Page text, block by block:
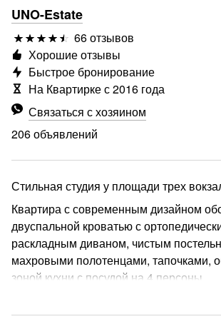
UNO-Estate
66 отзывов
Связаться с хозяином
206 объявлений
Хорошие отзывы
Быстрое бронирование
На Квартирке с 2016 года
Стильная студия у площади трех
Квартира с современным дизайном
двуспальной кроватью с
раскладным диваном, чистым
махровыми полотенцами, тапочками,
зоной кухни с посудой на 4 персоны.
Рядом расположен музей шоколада и